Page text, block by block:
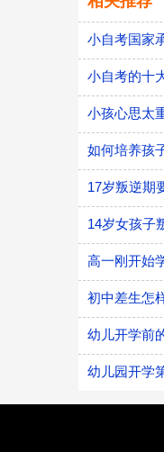
小自考国家
小自考的十
小孩心思太
如何培养孩
17岁叛逆期
14岁女孩子
高一刚开始
初中差生怎
幼儿开学前
幼儿园开学